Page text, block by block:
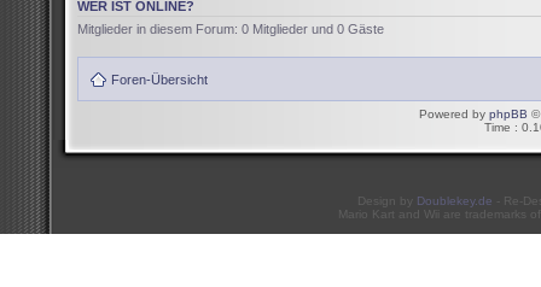
WER IST ONLINE?
Mitglieder in diesem Forum: 0 Mitglieder und 0 Gäste
Foren-Übersicht
Powered by phpBB ©
Time :
Design by Doublekey.de - Re-
Mario Kart and Wii are trademarks